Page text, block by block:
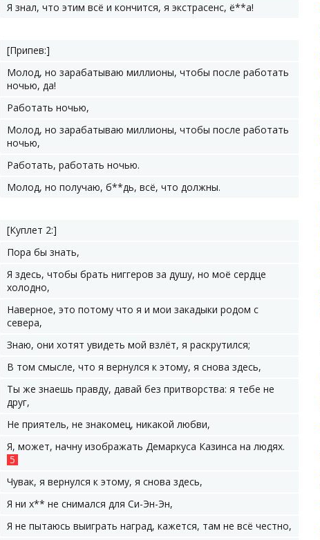
Я знал, что этим всё и кончится, я экстрасенс, ё**а!
[Припев:]
Молод, но зарабатываю миллионы, чтобы после работать
ночью, да!
Работать ночью,
Молод, но зарабатываю миллионы, чтобы после работать
ночью,
Работать, работать ночью.
Молод, но получаю, б**дь, всё, что должны.
[Куплет 2:]
Пора бы знать,
Я здесь, чтобы брать ниггеров за душу, но моё сердце
холодно,
Наверное, это потому что я и мои закадыки родом с
севера,
Знаю, они хотят увидеть мой взлёт, я раскрутился;
В том смысле, что я вернулся к этому, я снова здесь,
Ты же знаешь правду, давай без притворства: я тебе не
друг,
Не приятель, не знакомец, никакой любви,
Я, может, начну изображать Демаркуса Казинса на людях.
5
Чувак, я вернулся к этому, я снова здесь,
Я ни х** не снимался для Си-Эн-Эн,
Я не пытаюсь выиграть наград, кажется, там не всё честно,